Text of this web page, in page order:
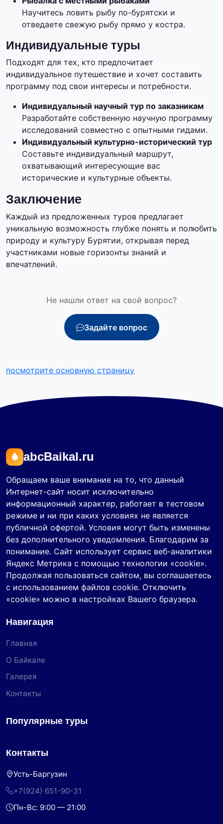
Научитесь ловить рыбу по-бурятски и
отведаете свежую рыбу прямо у костра.
Индивидуальные туры
Подходят для тех, кто предпочитает
индивидуальное путешествие и хочет составить
программу под свои интересы и потребности.
Индивидуальный научный тур по заказникам
Разработайте собственную научную программу
исследований совместно с опытными гидами.
Индивидуальный культурно-исторический тур
Составьте индивидуальный маршрут,
охватывающий интересующие вас
исторические и культурные объекты.
Заключение
Каждый из предложенных туров предлагает
уникальную возможность глубже понять и полюбить
природу и культуру Бурятии, открывая перед
участниками новые горизонты знаний и
впечатлений.
Не нашли ответ на свой вопрос?
Задайте вопрос
посмотрите основную страницу
abcBaikal.ru
Обращаем ваше внимание на то, что данный
Интернет-сайт носит исключительно
информационный характер, работает в тестовом
режиме и ни при каких условиях не является
публичной офертой. Условия могут быть изменены
без дополнительного уведомления. Благодарим за
понимание. Сайт использует сервис веб-аналитики
Яндекс Метрика с помощью технологии «cookie».
Продолжая пользоваться сайтом, вы соглашаетесь
с использованием файлов cookie. Отключить
«cookie» можно в настройках Вашего браузера.
Навигация
Главная
О Байкале
Галерея
Контакты
Популярные туры
Контакты
Усть-Баргузин
+7(924) 651-90-31
Пн-Вс: 9:00 — 21:00